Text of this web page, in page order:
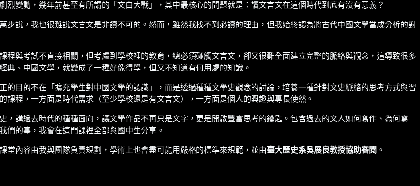
變動，幾年前甚至有所謂的「文白大戰」，其中最核心的問題就是：讀文言文在這個時代到底有沒有意義？
步說，我也很難說文言文是非讀不可的。然而，雖然我找不到必讀的理由，但我始終認為將古代中國文學當成分析的對
程與考試不直接相關，但考慮到學校裡的教育，總必須碰觸文言文，卻又很難全面建立完整的脈絡與觀念，這導致很多
、中國文學，就變成了一種好像得學，但又不知道有何用處的知識。
目的不在「擴充學生對中國文學的認識」，而是透過種種文學史觀念的討論，培養一種針對文史脈絡的思考方式與習
程，一方面是時代需求（至少學校還是有文言文），一方面是個人的興趣與專長使然。
講過去時代的種種面向，讓文學作品不再只是文字，更是開啟豐富思考的鑰匙。包含過去的文人如何寫作、為何寫
們的事，我會在這門課裡全部與國中生分享。
內容由我與團隊負責規劃，學術上也會盡可能用嚴格的標準來規範，並由臺大歷史系吳展良教授協助審閱 。